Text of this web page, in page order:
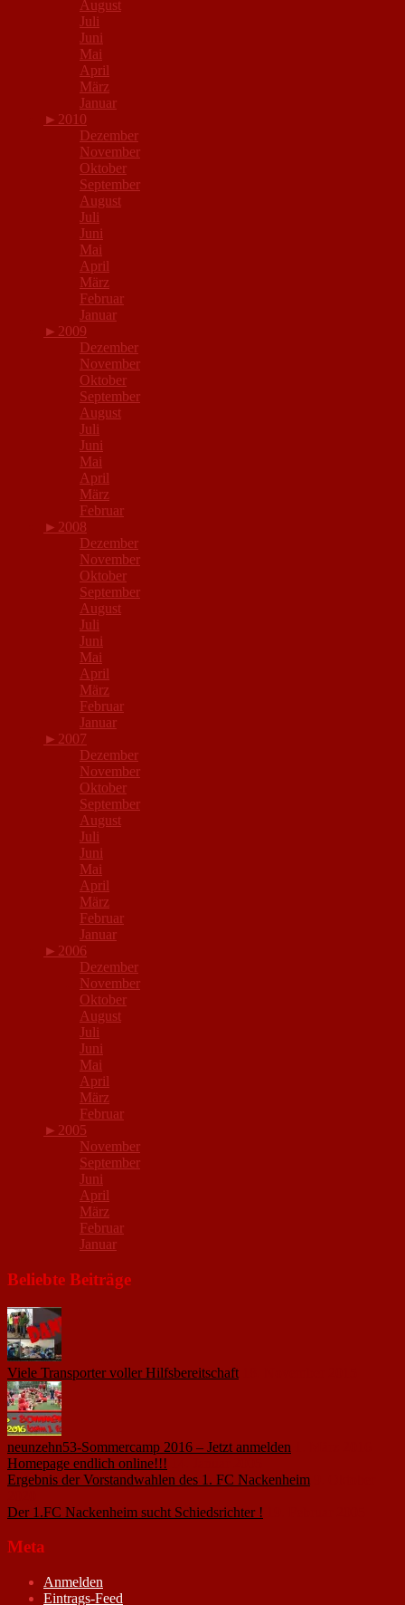
August
Juli
Juni
Mai
April
März
Januar
► 2010
Dezember
November
Oktober
September
August
Juli
Juni
Mai
April
März
Februar
Januar
► 2009
Dezember
November
Oktober
September
August
Juli
Juni
Mai
April
März
Februar
► 2008
Dezember
November
Oktober
September
August
Juli
Juni
Mai
April
März
Februar
Januar
► 2007
Dezember
November
Oktober
September
August
Juli
Juni
Mai
April
März
Februar
Januar
► 2006
Dezember
November
Oktober
August
Juli
Juni
Mai
April
März
Februar
► 2005
November
September
Juni
April
März
Februar
Januar
Beliebte Beiträge
Viele Transporter voller Hilfsbereitschaft
neunzehn53-Sommercamp 2016 – Jetzt anmelden
Homepage endlich online!!!
Ergebnis der Vorstandwahlen des 1. FC Nackenheim
Der 1.FC Nackenheim sucht Schiedsrichter !
Meta
Anmelden
Eintrags-Feed